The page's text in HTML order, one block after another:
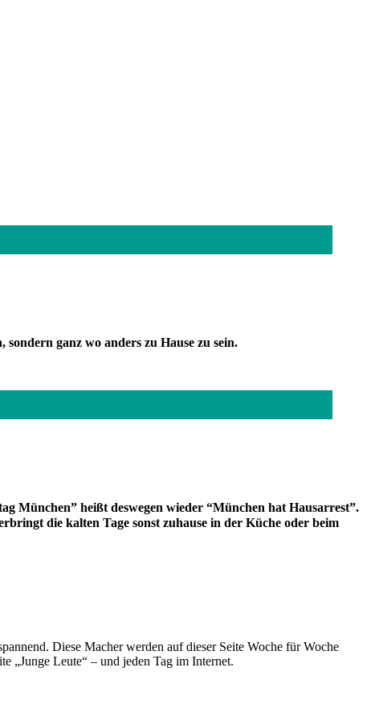
ganz wo anders zu Hause zu sein.
München” heißt deswegen wieder “München hat Hausarrest”.
die kalten Tage sonst zuhause in der Küche oder beim
Diese Macher werden auf dieser Seite Woche für Woche
„Junge Leute“ – und jeden Tag im Internet.